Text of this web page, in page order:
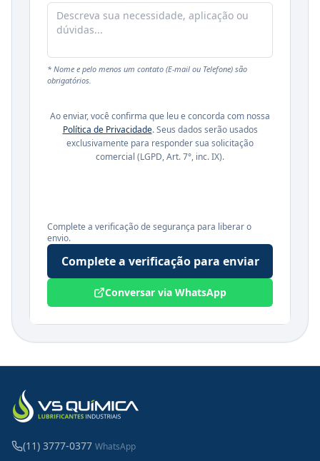
* Nome e pelo menos um contato (E-mail ou Telefone) são
obrigatórios.
Ao enviar, você confirma que leu e concorda com nossa
Política de Privacidade. Seus dados serão usados
exclusivamente para responder sua solicitação
comercial (LGPD, Art. 7°, inc. IX).
Complete a verificação de segurança para liberar o
envio.
Complete a verificação para enviar
Conversar via WhatsApp
(11) 3777-0377 WhatsApp